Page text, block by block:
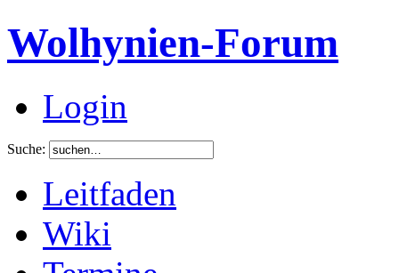
Wolhynien-Forum
Login
Suche:
Leitfaden
Wiki